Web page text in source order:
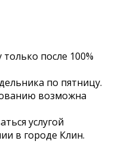
после 100%
по пятницу.
возможна
услугой
в городе Клин.